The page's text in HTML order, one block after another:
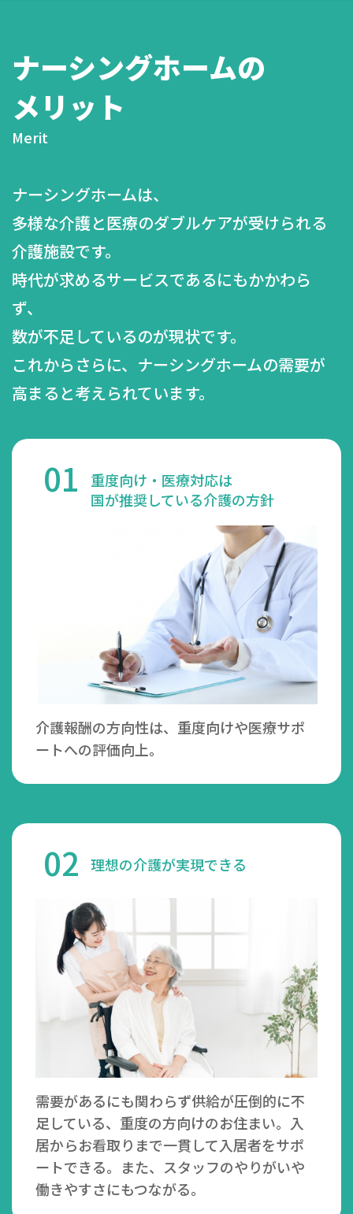
ナーシングホームの
メリット
Merit
ナーシングホームは、
多様な介護と医療のダブルケアが受けられる
介護施設です。
時代が求めるサービスであるにもかかわら
ず、
数が不足しているのが現状です。
これからさらに、ナーシングホームの需要が
高まると考えられています。
01
重度向け・医療対応は
国が推奨している介護の方針
介護報酬の方向性は、重度向けや医療サポ
ートへの評価向上。
02 理想の介護が実現できる
需要があるにも関わらず供給が圧倒的に不
足している、重度の方向けのお住まい。入
居からお看取りまで一貫して入居者をサポ
ートできる。また、スタッフのやりがいや
働きやすさにもつながる。